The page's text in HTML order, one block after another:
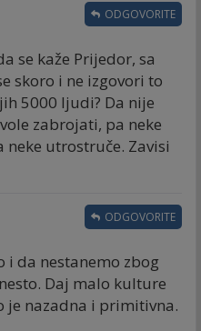
se kaže Prijedor, sa
skoro i ne izgovori to
5000 ljudi? Da nije
zabrojati, pa neke
utrostruče. Zavisi
ODGOVORITE
i da nestanemo zbog
Daj malo kulture
je nazadna i primitivna.
ODGOVORITE